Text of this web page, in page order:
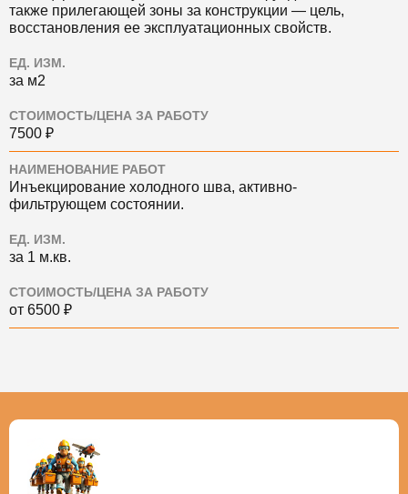
также прилегающей зоны за конструкции — цель,
восстановления ее эксплуатационных свойств.
ЕД. ИЗМ.
за м2
СТОИМОСТЬ/ЦЕНА ЗА РАБОТУ
7500 ₽
НАИМЕНОВАНИЕ РАБОТ
Инъекцирование холодного шва, активно-
фильтрующем состоянии.
ЕД. ИЗМ.
за 1 м.кв.
СТОИМОСТЬ/ЦЕНА ЗА РАБОТУ
от 6500 ₽